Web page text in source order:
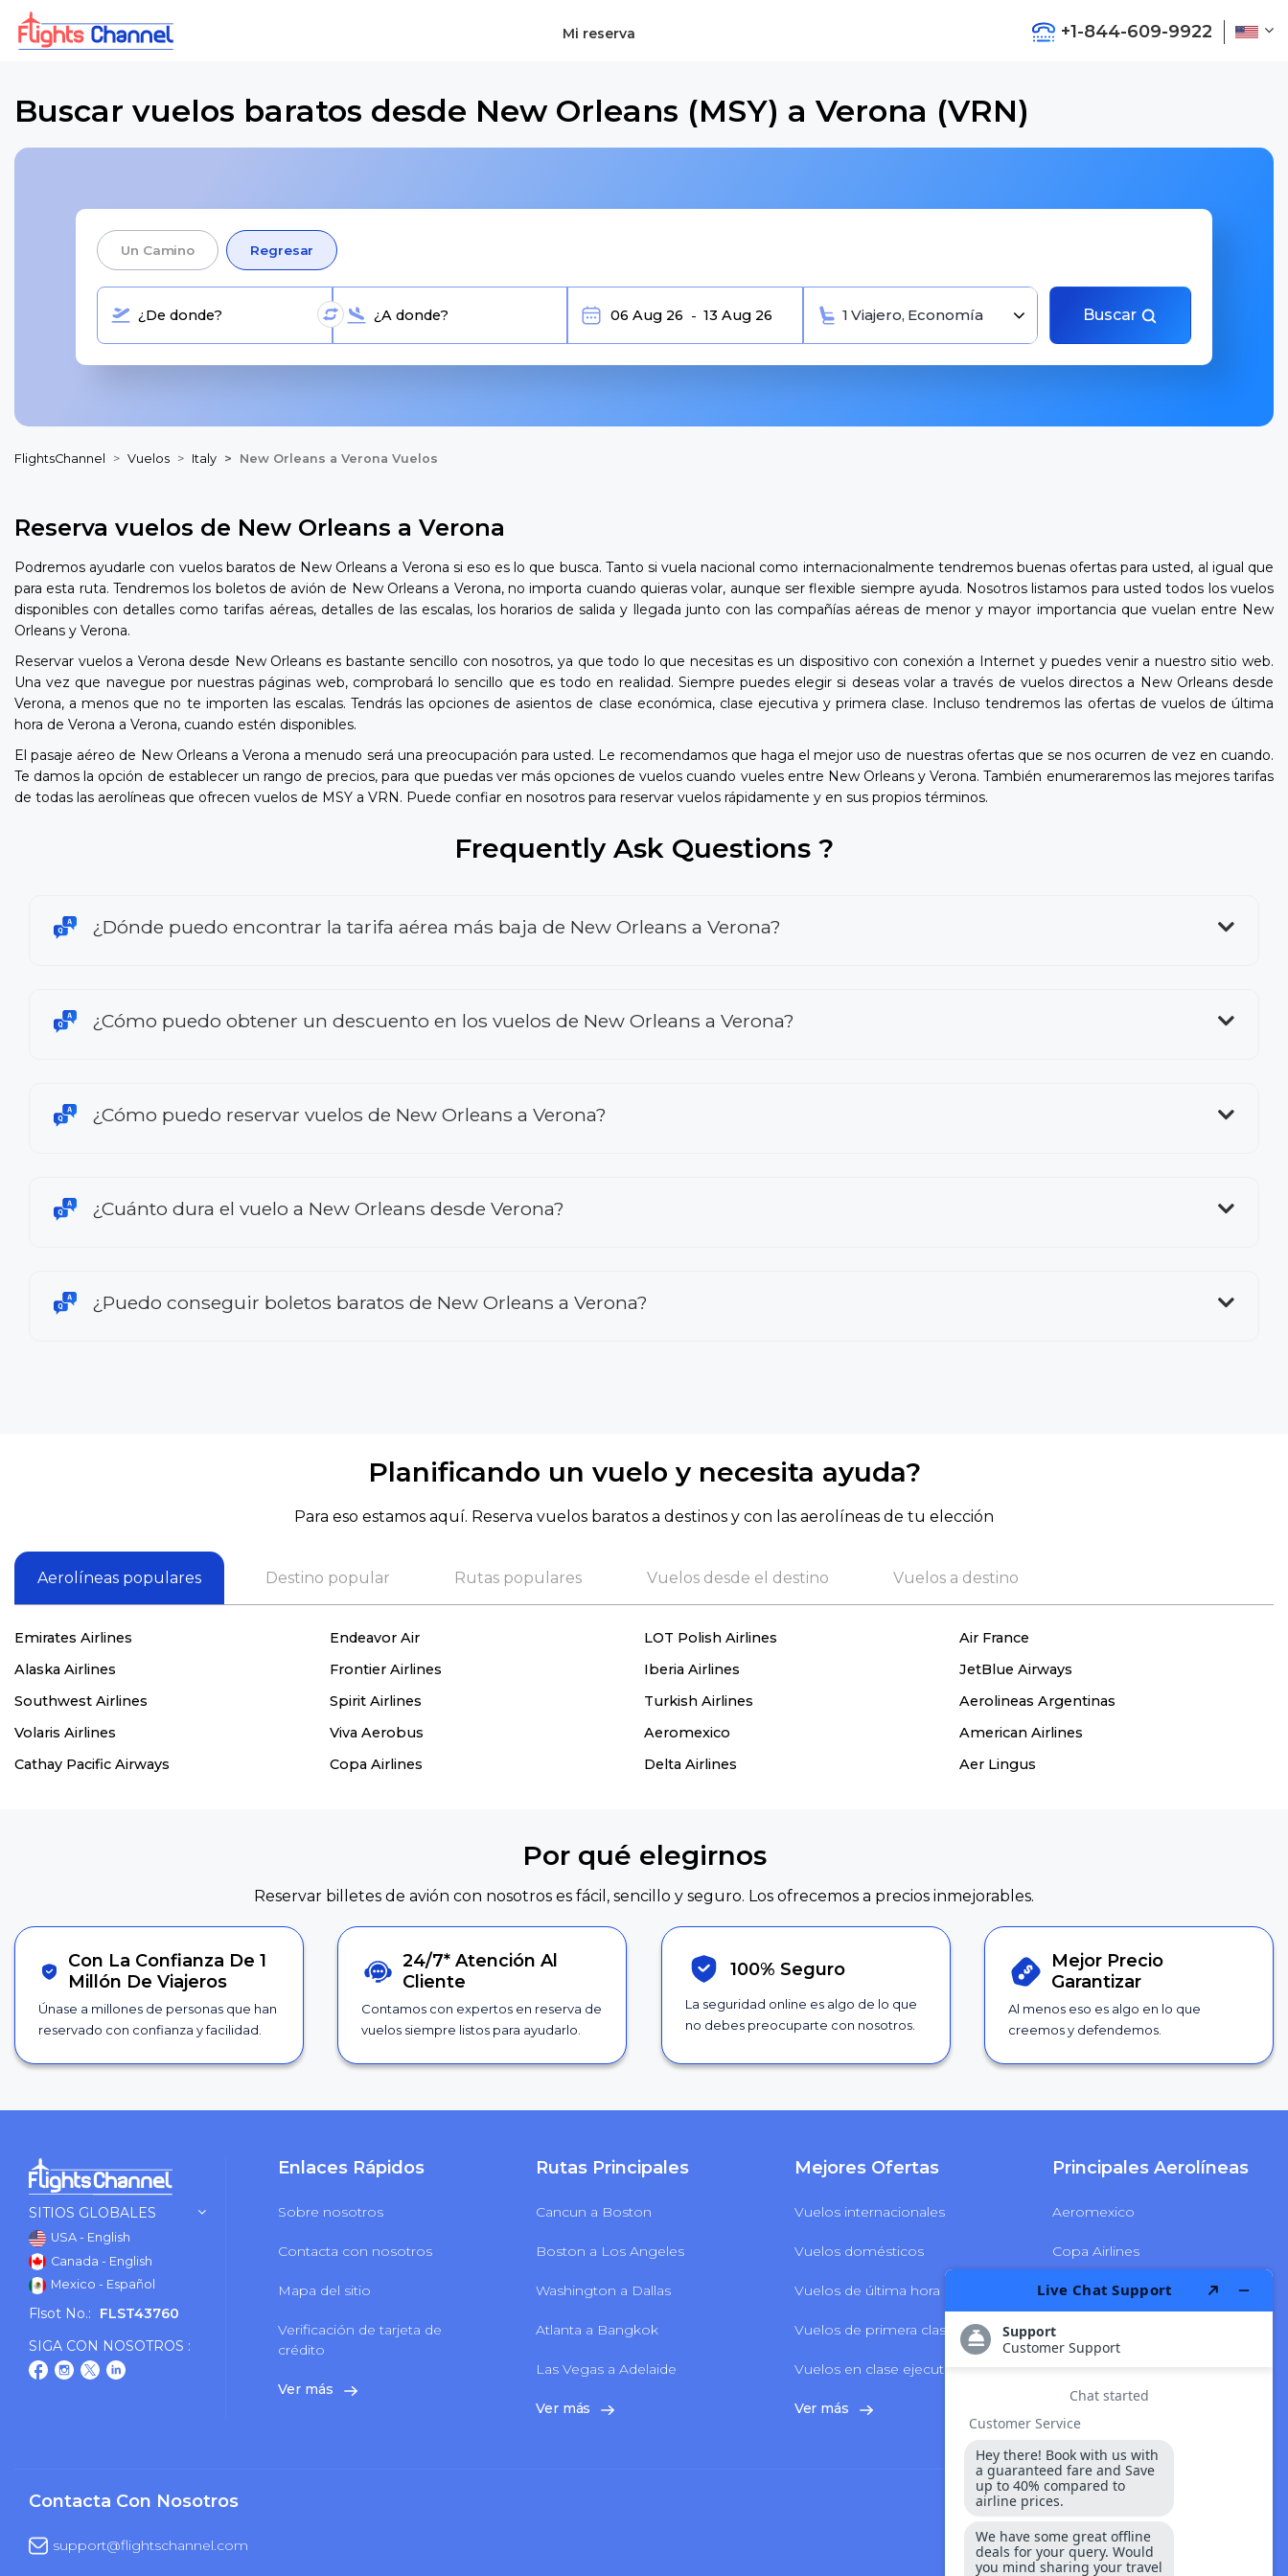
Mi reserva +1-844-609-9922
Buscar vuelos baratos desde New Orleans (MSY) a Verona (VRN)
Un Camino Regresar
1 Viajero, Economía Buscar
FlightsChannel Vuelos Italy New Orleans a Verona Vuelos
Reserva vuelos de New Orleans a Verona
Podremos ayudarle con vuelos baratos de New Orleans a Verona si eso es lo que busca. Tanto si vuela nacional como internacionalmente tendremos buenas ofertas para usted, al igual que
para esta ruta. Tendremos los boletos de avión de New Orleans a Verona, no importa cuando quieras volar, aunque ser flexible siempre ayuda. Nosotros listamos para usted todos los vuelos
disponibles con detalles como tarifas aéreas, detalles de las escalas, los horarios de salida y llegada junto con las compañías aéreas de menor y mayor importancia que vuelan entre New
Orleans y Verona.
Reservar vuelos a Verona desde New Orleans es bastante sencillo con nosotros, ya que todo lo que necesitas es un dispositivo con conexión a Internet y puedes venir a nuestro sitio web.
Una vez que navegue por nuestras páginas web, comprobará lo sencillo que es todo en realidad. Siempre puedes elegir si deseas volar a través de vuelos directos a New Orleans desde
Verona, a menos que no te importen las escalas. Tendrás las opciones de asientos de clase económica, clase ejecutiva y primera clase. Incluso tendremos las ofertas de vuelos de última
hora de Verona a Verona, cuando estén disponibles.
El pasaje aéreo de New Orleans a Verona a menudo será una preocupación para usted. Le recomendamos que haga el mejor uso de nuestras ofertas que se nos ocurren de vez en cuando.
Te damos la opción de establecer un rango de precios, para que puedas ver más opciones de vuelos cuando vueles entre New Orleans y Verona. También enumeraremos las mejores tarifas
de todas las aerolíneas que ofrecen vuelos de MSY a VRN. Puede confiar en nosotros para reservar vuelos rápidamente y en sus propios términos.
Frequently Ask Questions ?
¿Dónde puedo encontrar la tarifa aérea más baja de New Orleans a Verona?
¿Cómo puedo obtener un descuento en los vuelos de New Orleans a Verona?
¿Cómo puedo reservar vuelos de New Orleans a Verona?
¿Cuánto dura el vuelo a New Orleans desde Verona?
¿Puedo conseguir boletos baratos de New Orleans a Verona?
Planificando un vuelo y necesita ayuda?
Para eso estamos aquí. Reserva vuelos baratos a destinos y con las aerolíneas de tu elección
Aerolíneas populares Destino popular Rutas populares Vuelos desde el destino Vuelos a destino
Emirates Airlines Endeavor Air LOT Polish Airlines
Air France
Alaska Airlines
Frontier Airlines Iberia Airlines
JetBlue Airways
Southwest Airlines
Spirit Airlines Turkish Airlines
Aerolineas Argentinas
Volaris Airlines
Viva Aerobus Aeromexico
American Airlines
Cathay Pacific Airways
Copa Airlines Delta Airlines Aer Lingus
Por qué elegirnos
Reservar billetes de avión con nosotros es fácil, sencillo y seguro. Los ofrecemos a precios inmejorables.
Con La Confianza De 1
Millón De Viajeros
Únase a millones de personas que han
reservado con confianza y facilidad.
24/7*Atención Al
Cliente
Contamos con expertos en reserva de
vuelos siempre listos para ayudarlo.
100% Seguro
La seguridad online es algo de lo que
no debes preocuparte con nosotros.
Mejor Precio
Garantizar
Al menos eso es algo en lo que
creemos y defendemos.
SITIOS GLOBALES
USA - English
Canada - English
Mexico - Español
Flsot No.:
FLST43760
SIGA CON NOSOTROS :
Enlaces Rápidos
Sobre nosotros
Contacta con nosotros
Mapa del sitio
Verificación de tarjeta de
crédito
Ver más
Rutas Principales
Cancun a Boston
Boston a Los Angeles
Washington a Dallas
Atlanta a Bangkok
Las Vegas a Adelaide
Ver más
Mejores Ofertas
Vuelos internacionales
Vuelos domésticos
Vuelos de última hora
Vuelos de primera clase
Vuelos en clase ejecutiva
Ver más
Principales Aerolíneas
Aeromexico
Copa Airlines
Delta Airlines
LATAM Airlines
Contacta Con Nosotros
support@flightschannel.com